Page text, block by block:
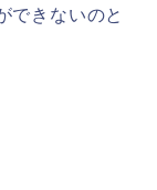
できないのと